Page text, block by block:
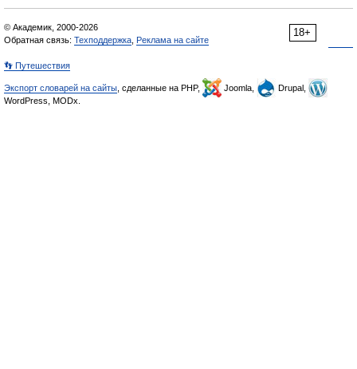
18+
© Академик, 2000-2026
Обратная связь: Техподдержка Реклама на сайте
👣 Путешествия
Экспорт словарей на сайты , сделанные на PHP, Joomla,
Drupal,
WordPress, MODx.